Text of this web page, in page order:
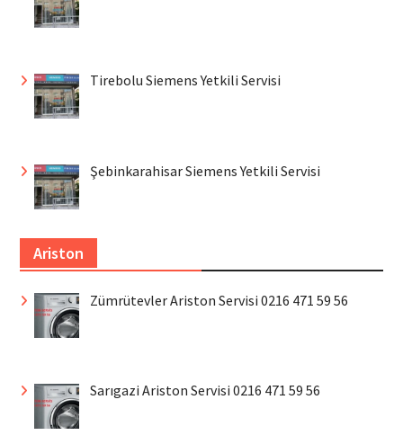
Tirebolu Siemens Yetkili Servisi
Şebinkarahisar Siemens Yetkili Servisi
Ariston
Zümrütevler Ariston Servisi 0216 471 59 56
Sarıgazi Ariston Servisi 0216 471 59 56